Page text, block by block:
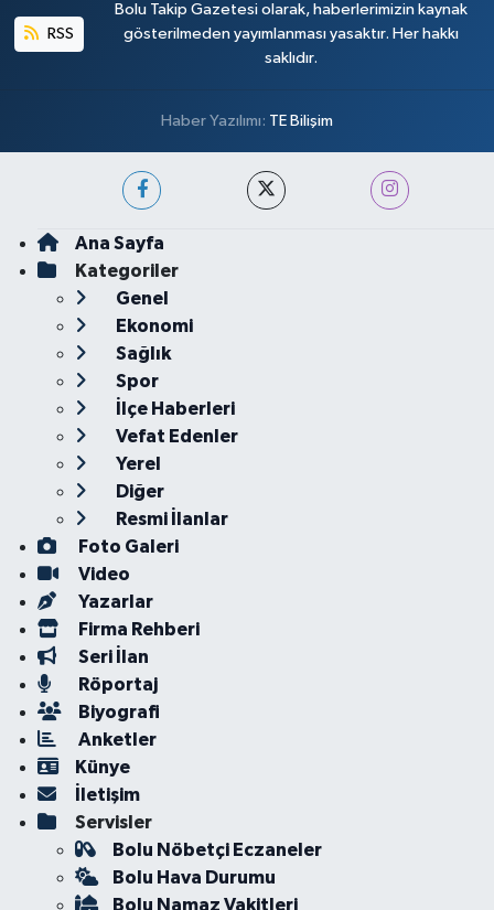
RSS
Bolu Takip Gazetesi olarak, haberlerimizin kaynak
gösterilmeden yayımlanması yasaktır. Her hakkı
saklıdır.
Haber Yazılımı: TE Bilişim
Ana Sayfa
Kategoriler
Genel
Ekonomi
Sağlık
Spor
İlçe Haberleri
Vefat Edenler
Yerel
Diğer
Resmi İlanlar
Foto Galeri
Video
Yazarlar
Firma Rehberi
Seri İlan
Röportaj
Biyografi
Anketler
Künye
İletişim
Servisler
Bolu Nöbetçi Eczaneler
Bolu Hava Durumu
Bolu Namaz Vakitleri